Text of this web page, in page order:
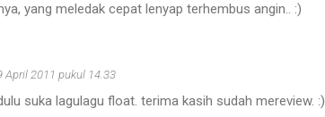
yang meledak cepat lenyap terhembus angin.. :)
April 2011 pukul 14.33
suka lagulagu float. terima kasih sudah mereview. :)